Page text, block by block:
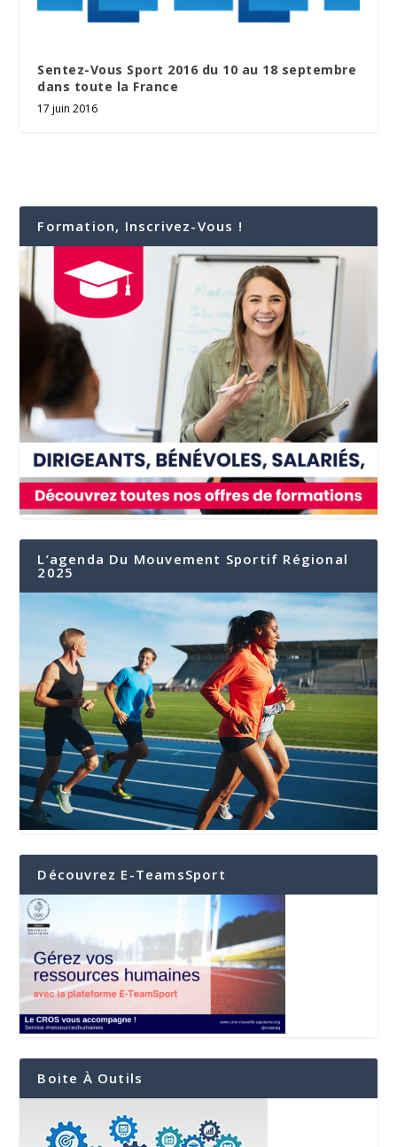
Sentez-Vous Sport 2016 du 10 au 18 septembre
dans toute la France
17 juin 2016
Formation, Inscrivez-Vous !
L’agenda Du Mouvement Sportif Régional
2025
Découvrez E-TeamsSport
Boite À Outils